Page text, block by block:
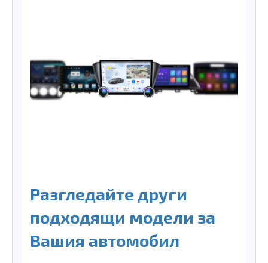
Разгледайте други
подходящи модели за
Вашия автомобил